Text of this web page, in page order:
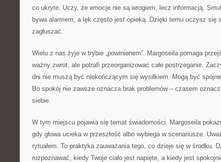
co ukryte. Uczy, że emocje nie są wrogiem, lecz informacją.
bywa alarmem, a lęk często jest opieką. Dzięki temu uczysz się
zagłuszać.
Wielu z nas żyje w trybie „powinienem”. Margoseila pomaga
ważny zwrot, ale potrafi przeorganizować całe postrzeganie.
dni nie muszą być niekończącym się wysiłkiem. Mogą być
Bo spokój nie zawsze oznacza brak problemów – czasem
siebie.
W tym miejscu pojawia się temat świadomości. Margoseila
gdy głowa ucieka w przeszłość albo wybiega w scenariusze.
rytuałem. To praktyka zauważania tego, co dzieje się w środku.
rozpoznawać, kiedy Twoje ciało jest napięte, a kiedy jest